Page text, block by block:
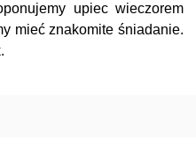
upiec wieczorem
mieć znakomite śniadanie.